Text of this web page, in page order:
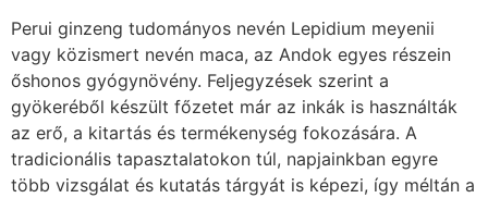
Perui ginzeng tudományos nevén Lepidium meyenii
vagy közismert nevén maca, az Andok egyes részein
őshonos gyógynövény. Feljegyzések szerint a
gyökeréből készült főzetet már az inkák is használták
az erő, a kitartás és termékenység fokozására. A
tradicionális tapasztalatokon túl, napjainkban egyre
több vizsgálat és kutatás tárgyát is képezi, így méltán a